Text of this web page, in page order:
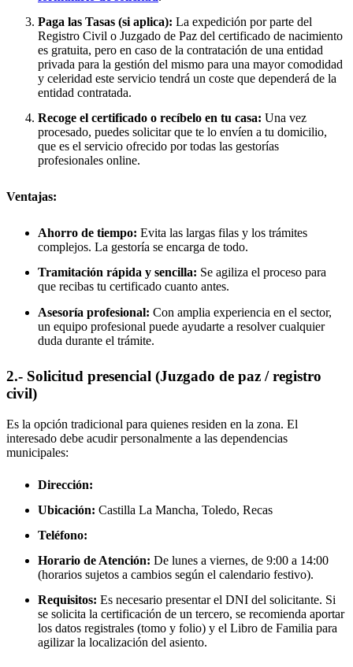
Paga las Tasas (si aplica): La expedición por parte del
Registro Civil o Juzgado de Paz del certificado de nacimiento
es gratuita, pero en caso de la contratación de una entidad
privada para la gestión del mismo para una mayor comodidad
y celeridad este servicio tendrá un coste que dependerá de la
entidad contratada.
Recoge el certificado o recíbelo en tu casa: Una vez
procesado, puedes solicitar que te lo envíen a tu domicilio,
que es el servicio ofrecido por todas las gestorías
profesionales online.
Ventajas:
Ahorro de tiempo: Evita las largas filas y los trámites
complejos. La gestoría se encarga de todo.
Tramitación rápida y sencilla: Se agiliza el proceso para
que recibas tu certificado cuanto antes.
Asesoría profesional: Con amplia experiencia en el sector,
un equipo profesional puede ayudarte a resolver cualquier
duda durante el trámite.
2.- Solicitud presencial (Juzgado de paz / registro
civil)
Es la opción tradicional para quienes residen en la zona. El
interesado debe acudir personalmente a las dependencias
municipales:
Dirección:
Ubicación: Castilla La Mancha, Toledo, Recas
Teléfono:
Horario de Atención: De lunes a viernes, de 9:00 a 14:00
(horarios sujetos a cambios según el calendario festivo).
Requisitos: Es necesario presentar el DNI del solicitante. Si
se solicita la certificación de un tercero, se recomienda aportar
los datos registrales (tomo y folio) y el Libro de Familia para
agilizar la localización del asiento.